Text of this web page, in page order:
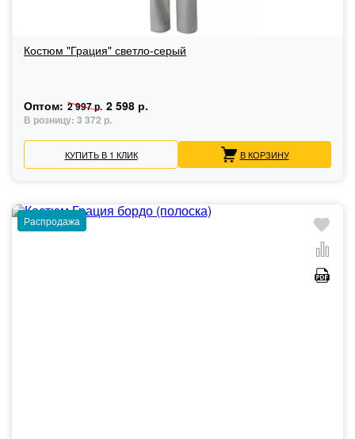
Костюм "Грация" светло-серый
Оптом: 2 997 р. 2 598 р.
В розницу: 3 372 р.
КУПИТЬ В 1 КЛИК В КОРЗИНУ
Распродажа